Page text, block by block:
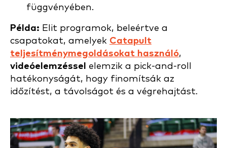
függvényében.
Példa: Elit programok, beleértve a
csapatokat, amelyek Catapult
teljesítménymegoldásokat használó,
videóelemzéssel
elemzik a pick-and-roll
hatékonyságát, hogy finomítsák az
időzítést, a távolságot és a végrehajtást.